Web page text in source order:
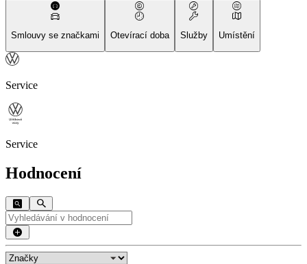
Smlouvy se značkami Otevírací doba Služby Umístění
Service
Service
Hodnocení